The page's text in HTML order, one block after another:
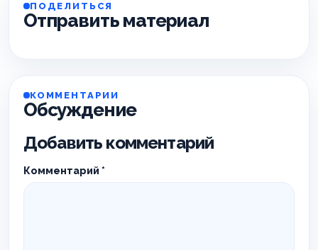
ПОДЕЛИТЬСЯ
Отправить материал
КОММЕНТАРИИ
Обсуждение
Добавить комментарий
Комментарий *